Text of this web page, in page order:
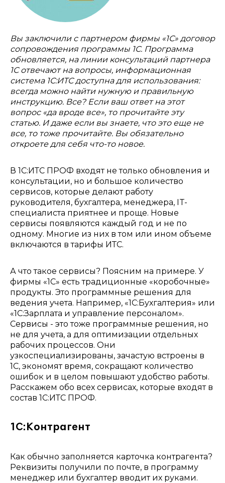
Вы заключили с партнером фирмы «1С» договор
сопровождения программы 1С. Программа
обновляется, на линии консультаций партнера
1С отвечают на вопросы, информационная
система 1С:ИТС доступна для использования:
всегда можно найти нужную и правильную
инструкцию. Все? Если ваш ответ на этот
вопрос «да вроде все», то прочитайте эту
статью. И даже если вы знаете, что это еще не
все, то тоже прочитайте. Вы обязательно
откроете для себя что-то новое.
В 1С:ИТС ПРОФ входят не только обновления и
консультации, но и большое количество
сервисов, которые делают работу
руководителя, бухгалтера, менеджера, IT-
специалиста приятнее и проще. Новые
сервисы появляются каждый год и не по
одному. Многие из них в том или ином объеме
включаются в тарифы ИТС.
А что такое сервисы? Поясним на примере. У
фирмы «1С» есть традиционные «коробочные»
продукты. Это программные решения для
ведения учета. Например, «1C:Бухгалтерия» или
«1С:Зарплата и управление персоналом».
Сервисы - это тоже программные решения, но
не для учета, а для оптимизации отдельных
рабочих процессов. Они
узкоспециализированы, зачастую встроены в
1С, экономят время, сокращают количество
ошибок и в целом повышают удобство работы.
Расскажем обо всех сервисах, которые входят в
состав 1С:ИТС ПРОФ.
1С:Контрагент
Как обычно заполняется карточка контрагента?
Реквизиты получили по почте, в программу
менеджер или бухгалтер вводит их руками.